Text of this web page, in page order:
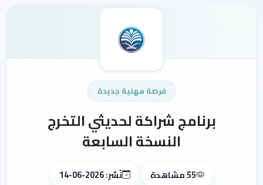
فرصة مهنية جديدة
برنامج شراكة لحديثي التخرج
النسخة السابعة
55 مشاهدة نُشر: 2026-06-14